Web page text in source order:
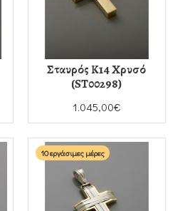
Σταυρός Κ14 Χρυσό
(ST00298)
1.045,00€
10 εργάσιμες μέρες